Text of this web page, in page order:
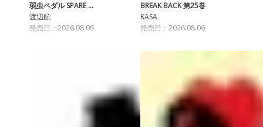
弱虫ペダル SPARE …
渡辺航
発売日：2026.08.06
BREAK BACK 第25巻
KASA
発売日：2026.08.06